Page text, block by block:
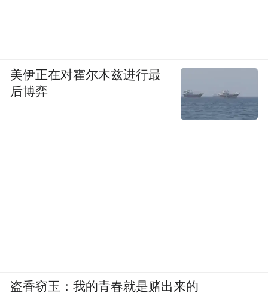
美伊正在对霍尔木兹进行最
后博弈
盗香窃玉：我的青春就是赌出来的